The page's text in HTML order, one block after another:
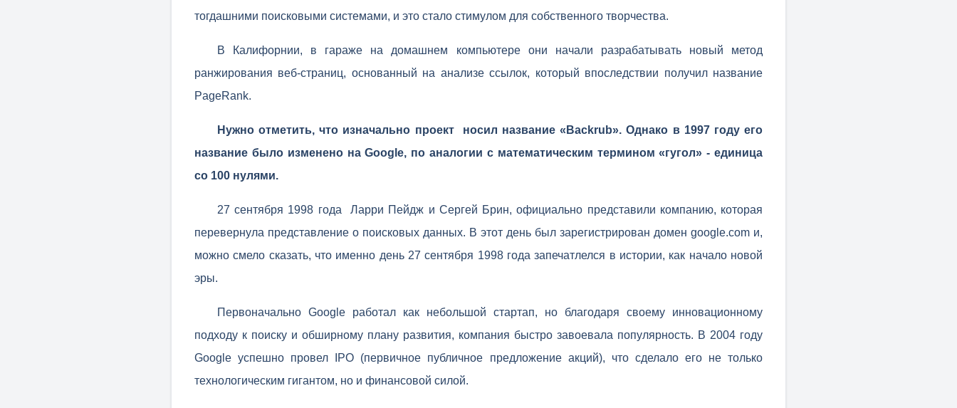
тогдашними поисковыми системами, и это стало стимулом для собственного творчества.
В Калифорнии, в гараже на домашнем компьютере они начали разрабатывать новый метод
ранжирования веб-страниц, основанный на анализе ссылок, который впоследствии получил название
PageRank.
Нужно отметить, что изначально проект носил название «Backrub». Однако в 1997 году его
название было изменено на Google, по аналогии с математическим термином «гугол» - единица
со 100 нулями.
27 сентября 1998 года Ларри Пейдж и Сергей Брин, официально представили компанию, которая
перевернула представление о поисковых данных. В этот день был зарегистрирован домен google.com и,
можно смело сказать, что именно день 27 сентября 1998 года запечатлелся в истории, как начало новой
эры.
Первоначально Google работал как небольшой стартап, но благодаря своему инновационному
подходу к поиску и обширному плану развития, компания быстро завоевала популярность. В 2004 году
Google успешно провел IPO (первичное публичное предложение акций), что сделало его не только
технологическим гигантом, но и финансовой силой.